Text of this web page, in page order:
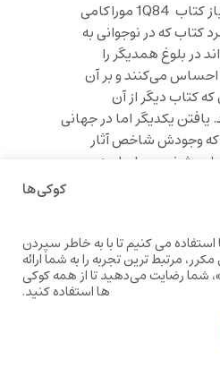
کتاب 1Q84موراکامی
که در نوجوانی به
در بلوغ همدیگر را
احساس می‌کنند و بر آن
که کتاب دیگر از آن
یکدیگر اما در جهانی
که وجودش شاخص آثار
شخصیت اصلی زن
را احساس می‌کند
با جهان اولیه‌شان
می‌توان در اصالت عشق و
موراکامی به هر رو
نویسندگان ژاپنی نشان
کوکی‌ها
می کنیم تا با به خاطر سپردن
مرتبط ترین تجربه را به شما ارائه
شما رضایت می‌دهید تا از همه کوکی
ها استفاده کنید.